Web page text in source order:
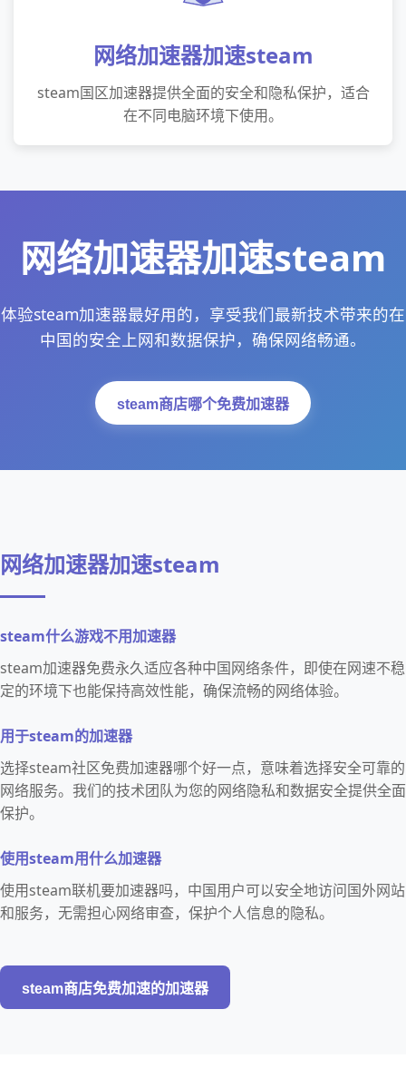
网络加速器加速steam
steam国区加速器提供全面的安全和隐私保护，适合
在不同电脑环境下使用。
网络加速器加速steam
体验steam加速器最好用的，享受我们最新技术带来的在
中国的安全上网和数据保护，确保网络畅通。
steam商店哪个免费加速器
网络加速器加速steam
steam什么游戏不用加速器
steam加速器免费永久适应各种中国网络条件，即使在网速不稳
定的环境下也能保持高效性能，确保流畅的网络体验。
用于steam的加速器
选择steam社区免费加速器哪个好一点，意味着选择安全可靠的
网络服务。我们的技术团队为您的网络隐私和数据安全提供全面
保护。
使用steam用什么加速器
使用steam联机要加速器吗，中国用户可以安全地访问国外网站
和服务，无需担心网络审查，保护个人信息的隐私。
steam商店免费加速的加速器